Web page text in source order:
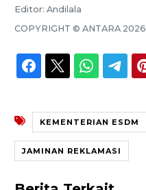
Editor: Andilala
COPYRIGHT © ANTARA 2026
KEMENTERIAN ESDM
JAMINAN REKLAMASI